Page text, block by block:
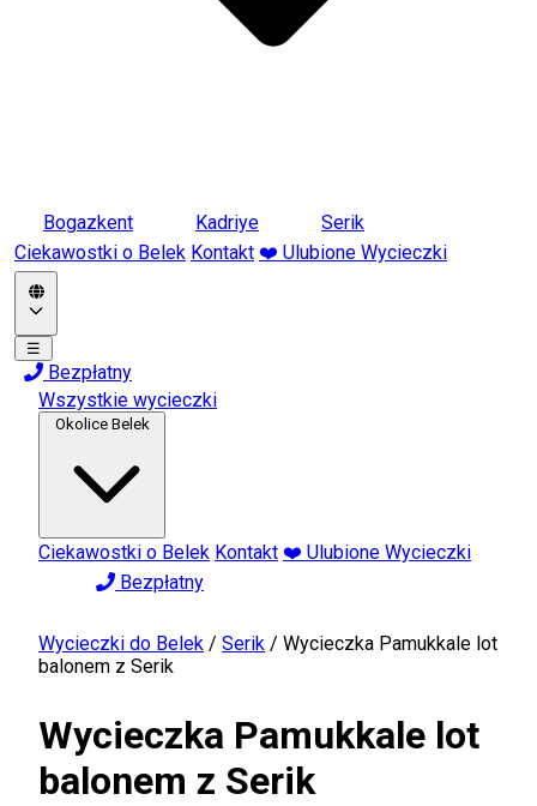
Bogazkent Kadriye
Serik
Ciekawostki o Belek Kontakt ❤️ Ulubione Wycieczki
☰
Bezpłatny
Wszystkie wycieczki
Okolice Belek
Ciekawostki o Belek Kontakt ❤️ Ulubione Wycieczki
Bezpłatny
Wycieczki do Belek / Serik / Wycieczka Pamukkale lot
balonem z Serik
Wycieczka Pamukkale lot
balonem z Serik